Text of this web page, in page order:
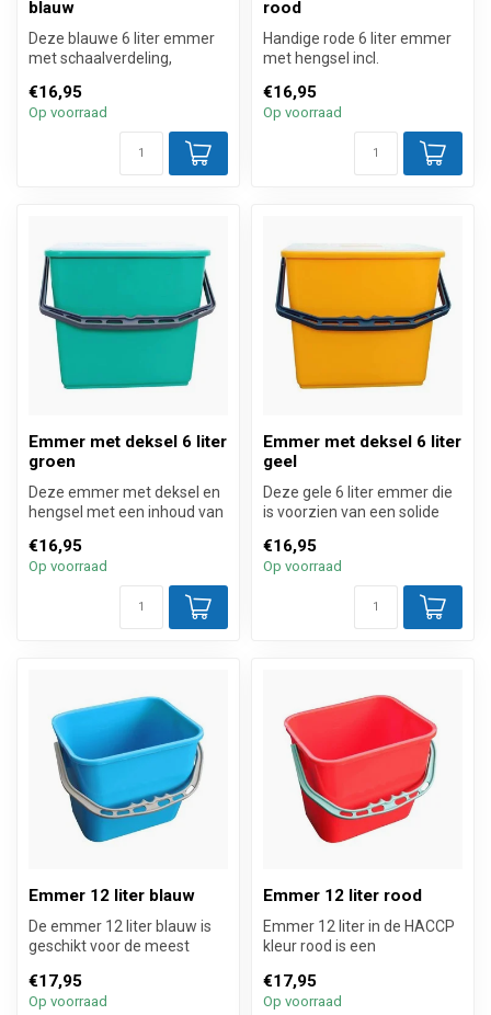
blauw
Deze blauwe 6 liter emmer
met schaalverdeling,
deksel is...
€16,95
Op voorraad
rood
Handige rode 6 liter emmer
met hengsel incl.
op de ...
€16,95
Op voorraad
Emmer met deksel 6 liter
groen
Deze emmer met deksel en
hengsel met een inhoud van
€16,95
Op voorraad
Emmer met deksel 6 liter
geel
Deze gele 6 liter emmer die
is voorzien van een solide
€16,95
Op voorraad
Emmer 12 liter blauw
De emmer 12 liter blauw is
geschikt voor de meest
en he...
€17,95
Op voorraad
Emmer 12 liter rood
Emmer 12 liter in de HACCP
kleur rood is een
geschikt is vo...
€17,95
Op voorraad